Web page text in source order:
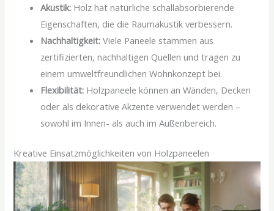
Akustik: Holz hat natürliche schallabsorbierende
Eigenschaften, die die Raumakustik verbessern.
Nachhaltigkeit: Viele Paneele stammen aus
zertifizierten, nachhaltigen Quellen und tragen zu
einem umweltfreundlichen Wohnkonzept bei.
Flexibilität: Holzpaneele können an Wänden, Decken
oder als dekorative Akzente verwendet werden –
sowohl im Innen- als auch im Außenbereich.
Kreative Einsatzmöglichkeiten von Holzpaneelen